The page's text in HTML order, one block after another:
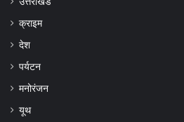
क्राइम
देश
पर्यटन
मनोरंजन
यूथ